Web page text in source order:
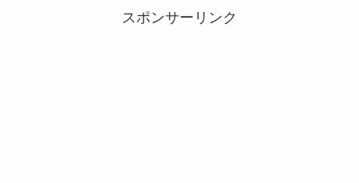
スポンサーリンク